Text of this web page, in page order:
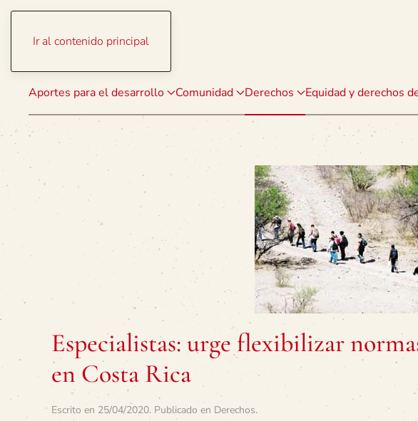
Ir al contenido principal
Aportes para el desarrollo Comunidad Derechos Equidad y derechos
Especialistas: urge flexibilizar
en Costa Rica
Escrito en 25/04/2020. Publicado en Derechos.